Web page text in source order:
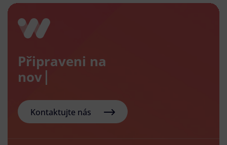
Připraveni na
nový e-s
Kontaktujte nás